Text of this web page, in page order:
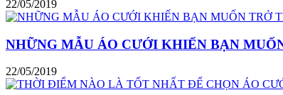
22/05/2019
NHỮNG MẪU ÁO CƯỚI KHIẾN BẠN
22/05/2019